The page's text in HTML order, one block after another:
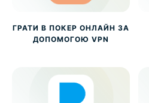
ГРАТИ В ПОКЕР ОНЛАЙН ЗА
ДОПОМОГОЮ VPN